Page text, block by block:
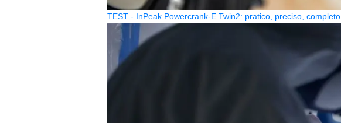
TEST - InPeak Powercrank-E Twin2: pratico, preciso, completo